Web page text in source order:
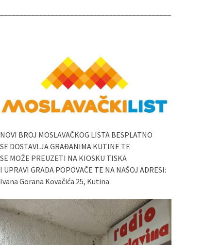
NOVI BROJ MOSLAVAČKOG LISTA BESPLATNO
SE DOSTAVLJA GRAĐANIMA KUTINE TE
SE MOŽE PREUZETI NA KIOSKU TISKA
I UPRAVI GRADA POPOVAČE TE NA NAŠOJ ADRESI:
Ivana Gorana Kovačića 25, Kutina